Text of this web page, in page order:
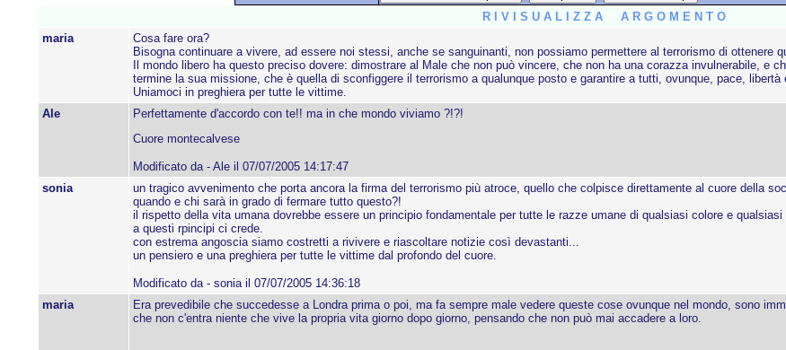
R I V I S U A L I Z Z A A R G O M E N T O
maria
Cosa fare ora?
Bisogna continuare a vivere, ad essere noi stessi, anche se sanguinanti, non possiamo permettere al terrorismo di ottenere
Il mondo libero ha questo preciso dovere: dimostrare al Male che non può vincere, che non ha una corazza invulnerabile, e
termine la sua missione, che è quella di sconfiggere il terrorismo a qualunque posto e garantire a tutti, ovunque, pace,
Uniamoci in preghiera per tutte le vittime.
Ale
Perfettamente d'accordo con te!! ma in che mondo viviamo ?!?!
Cuore montecalvese
Modificato da - Ale il 07/07/2005 14:17:47
sonia
un tragico avvenimento che porta ancora la firma del terrorismo più atroce, quello che colpisce direttamente al cuore della
quando e chi sarà in grado di fermare tutto questo?!
il rispetto della vita umana dovrebbe essere un principio fondamentale per tutte le razze umane di qualsiasi colore e
a questi rpincipi ci crede.
con estrema angoscia siamo costretti a rivivere e riascoltare notizie così devastanti...
un pensiero e una preghiera per tutte le vittime dal profondo del cuore.
Modificato da - sonia il 07/07/2005 14:36:18
maria
Era prevedibile che succedesse a Londra prima o poi, ma fa sempre male vedere queste cose ovunque nel mondo, sono
che non c'entra niente che vive la propria vita giorno dopo giorno, pensando che non può mai accadere a loro.